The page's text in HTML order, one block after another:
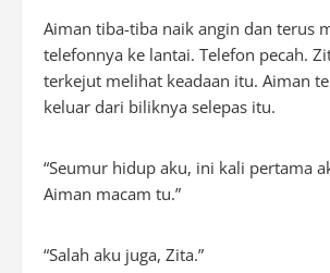
Aiman tiba-tiba naik angin dan terus
telefonnya ke lantai. Telefon pecah.
terkejut melihat keadaan itu. Aiman
keluar dari biliknya selepas itu.
“Seumur hidup aku, ini kali pertama
Aiman macam tu.”
“Salah aku juga, Zita.”